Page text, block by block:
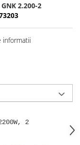
2.200-2
2